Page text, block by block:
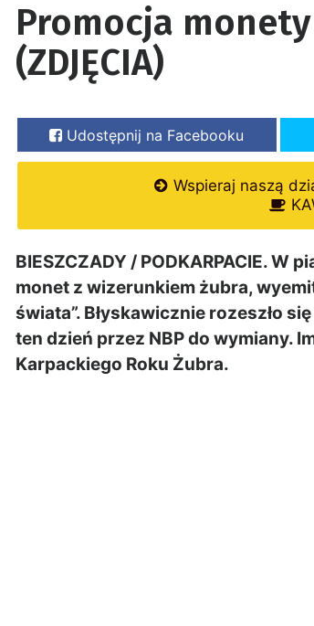
Promocja
(ZDJĘCIA)
Udostępnij na Facebooku
Wspieraj naszą
BIESZCZADY / PODKARPACIE.
monet z wizerunkiem żubra,
świata”. Błyskawicznie rozeszło
ten dzień przez NBP do wymiany.
Karpackiego Roku Żubra.